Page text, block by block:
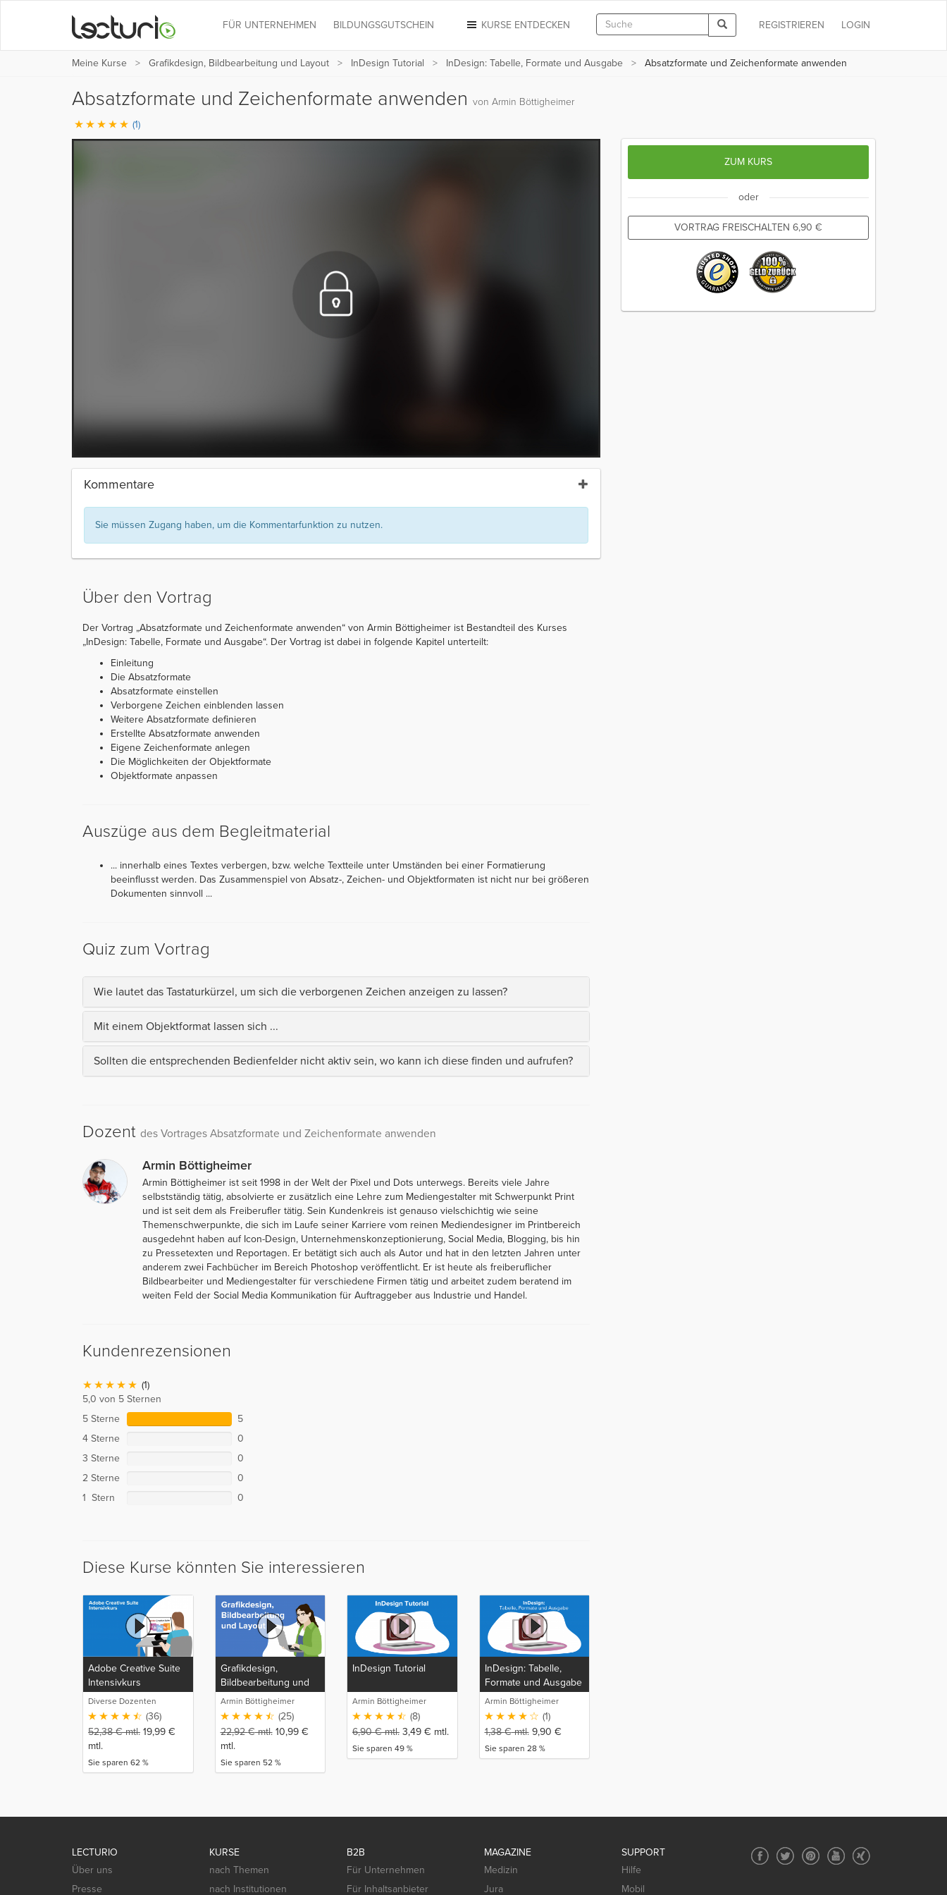
LOGIN
REGISTRIEREN
KURSE ENTDECKEN
FÜR UNTERNEHMEN BILDUNGSGUTSCHEIN
Meine Kurse Grafikdesign, Bildbearbeitung und Layout InDesign Tutorial InDesign: Tabelle, Formate und Ausgabe Absatzformate und Zeichenformate anwenden
Absatzformate und Zeichenformate anwenden von Armin Böttigheimer
(1)
Kommentare
Sie müssen Zugang haben, um die Kommentarfunktion zu nutzen.
Über den Vortrag
Der Vortrag „Absatzformate und Zeichenformate anwenden“ von Armin Böttigheimer ist Bestandteil des Kurses
„InDesign: Tabelle, Formate und Ausgabe“. Der Vortrag ist dabei in folgende Kapitel unterteilt:
Einleitung
Die Absatzformate
Absatzformate einstellen
Verborgene Zeichen einblenden lassen
Weitere Absatzformate definieren
Erstellte Absatzformate anwenden
Eigene Zeichenformate anlegen
Die Möglichkeiten der Objektformate
Objektformate anpassen
Auszüge aus dem Begleitmaterial
... innerhalb eines Textes verbergen, bzw. welche Textteile unter Umständen bei einer Formatierung
beeinflusst werden. Das Zusammenspiel von Absatz-, Zeichen- und Objektformaten ist nicht nur bei größeren
Dokumenten sinnvoll ...
Quiz zum Vortrag
Wie lautet das Tastaturkürzel, um sich die verborgenen Zeichen anzeigen zu lassen?
Mit einem Objektformat lassen sich ...
Sollten die entsprechenden Bedienfelder nicht aktiv sein, wo kann ich diese finden und aufrufen?
Dozent des Vortrages Absatzformate und Zeichenformate anwenden
Armin Böttigheimer
Armin Böttigheimer ist seit 1998 in der Welt der Pixel und Dots unterwegs. Bereits viele Jahre
selbstständig tätig, absolvierte er zusätzlich eine Lehre zum Mediengestalter mit Schwerpunkt Print
und ist seit dem als Freiberufler tätig. Sein Kundenkreis ist genauso vielschichtig wie seine
Themenschwerpunkte, die sich im Laufe seiner Karriere vom reinen Mediendesigner im Printbereich
ausgedehnt haben auf Icon-Design, Unternehmenskonzeptionierung, Social Media, Blogging, bis hin
zu Pressetexten und Reportagen. Er betätigt sich auch als Autor und hat in den letzten Jahren unter
anderem zwei Fachbücher im Bereich Photoshop veröffentlicht. Er ist heute als freiberuflicher
Bildbearbeiter und Mediengestalter für verschiedene Firmen tätig und arbeitet zudem beratend im
weiten Feld der Social Media Kommunikation für Auftraggeber aus Industrie und Handel.
Kundenrezensionen
(1)
5,0 von 5 Sternen
5 Sterne
5
4 Sterne
0
3 Sterne
0
2 Sterne
0
1 Stern
0
Diese Kurse könnten Sie interessieren
Adobe Creative Suite
Intensivkurs
Diverse Dozenten
(36)
52,38€mtl. 19,99 €
mtl.
Sie sparen 62 %
Grafikdesign,
Bildbearbeitung und
Layout
Armin Böttigheimer
(25)
22,92€mtl. 10,99 €
mtl.
Sie sparen 52 %
InDesign Tutorial
Armin Böttigheimer
(8)
6,90€mtl. 3,49 € mtl.
Sie sparen 49 %
InDesign: Tabelle,
Formate und Ausgabe
Armin Böttigheimer
(1)
1,38€mtl. 9,90 €
Sie sparen 28 %
ZUM KURS
oder
VORTRAG FREISCHALTEN 6,90 €
LECTURIO
Über uns
Presse
KURSE
nach Themen
nach Institutionen
B2B
Für Unternehmen
Für Inhaltsanbieter
MAGAZINE
Medizin
Jura
SUPPORT
Hilfe
Mobil